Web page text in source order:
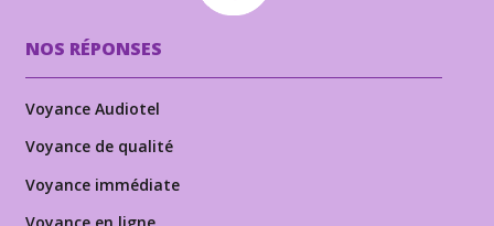
NOS RÉPONSES
Voyance Audiotel
Voyance de qualité
Voyance immédiate